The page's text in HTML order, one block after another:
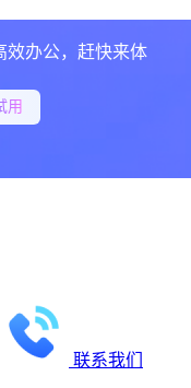
效办公，赶快来体
用
联系我们